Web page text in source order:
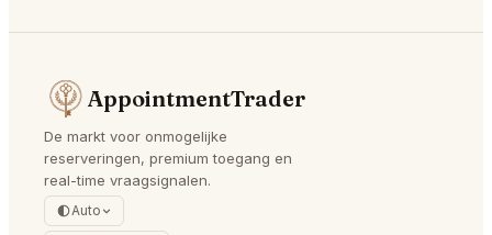
AppointmentTrader
De markt voor onmogelijke
reserveringen, premium toegang en
real-time vraagsignalen.
Auto